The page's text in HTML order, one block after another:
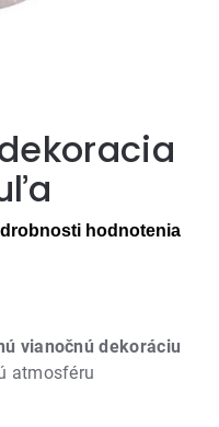
hodnotenia
vianočnú dekoráciu
atmosféru